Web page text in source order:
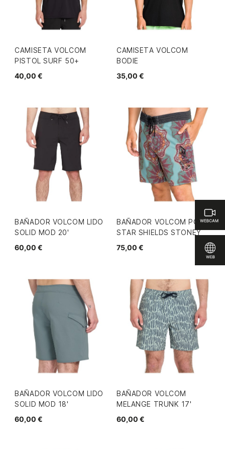
CAMISETA VOLCOM
PISTOL SURF 50+
40,00 €
CAMISETA VOLCOM
BODIE
35,00 €
BAÑADOR VOLCOM LIDO
SOLID MOD 20'
60,00 €
BAÑADOR VOLCOM PCS
STAR SHIELDS STONEY
75,00 €
BAÑADOR VOLCOM LIDO
SOLID MOD 18'
60,00 €
BAÑADOR VOLCOM
MELANGE TRUNK 17'
60,00 €